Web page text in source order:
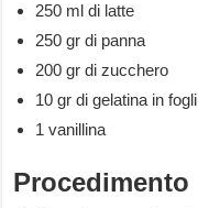
250 ml di latte
250 gr di panna
200 gr di zucchero
10 gr di gelatina in fogli
1 vanillina
Procedimento